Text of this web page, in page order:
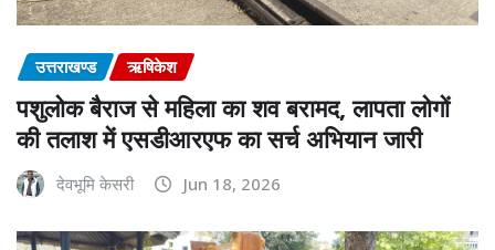
उत्तराखण्ड ऋषिकेश
पशुलोक बैराज से महिला का शव बरामद, लापता लोगों
की तलाश में एसडीआरएफ का सर्च अभियान जारी
देवभूमि केसरी Jun 18, 2026